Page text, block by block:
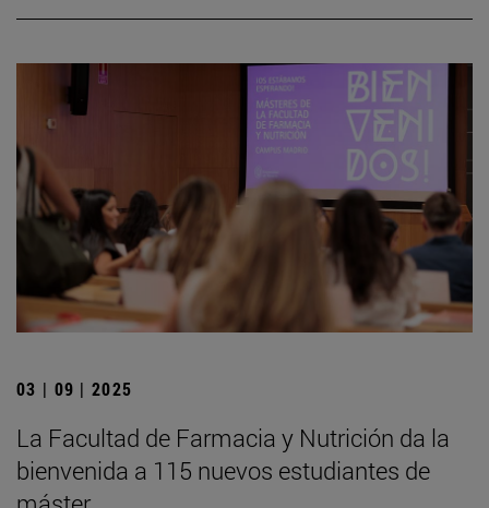
03 | 09 | 2025
La Facultad de Farmacia y Nutrición da la
bienvenida a 115 nuevos estudiantes de